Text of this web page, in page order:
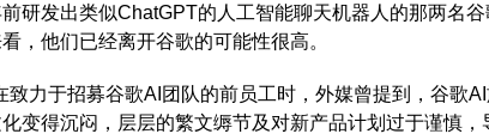
发出类似ChatGPT的人工智能聊天机器人的那两名谷
，他们已经离开谷歌的可能性很高。
于招募谷歌AI团队的前员工时，外媒曾提到，谷歌AI
变得沉闷，层层的繁文缛节及对新产品计划过于谨慎，